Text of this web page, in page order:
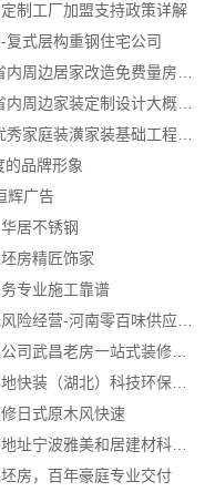
制工厂加盟支持政策详解
式层构重钢住宅公司
浙江乐享新材料有限公司-省内周边家装定制设计大概报价
浙江乐享新材料有限公司-优秀家庭装潢家装基础工程施工案例
品牌形象
辉广告
居不锈钢
房精匠饰家
专业施工靠谱
社区轻投入硬折扣零食铺低风险经营-河南零百味供应链有限公司
同城快装（湖北）科技有限公司武昌老房一站式装修北欧风靠谱
光谷省事家庭装修婚房，本地快装（湖北）科技环保整装
日式原木风快速
宁波奉化家装装修线下门店地址宁波雅美和居建材科技有限公司
房，百年豪庭专业交付